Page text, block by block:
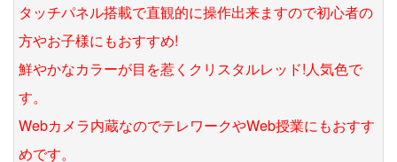
タッチパネル搭載で直観的に操作出来ますので初心者の
方やお子様にもおすすめ!
鮮やかなカラーが目を惹くクリスタルレッド!人気色で
す。
Webカメラ内蔵なのでテレワークやWeb授業にもおすす
めです。